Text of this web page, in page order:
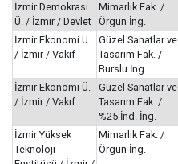
İzmir Demokrasi
Ü. / İzmir / Devlet
Mimarlık Fak. /
Örgün İng.
İzmir Ekonomi Ü.
/ İzmir / Vakıf
Güzel Sanatlar ve
Tasarım Fak. /
Burslu İng.
İzmir Ekonomi Ü.
/ İzmir / Vakıf
Güzel Sanatlar ve
Tasarım Fak. /
%25 İnd. İng.
İzmir Yüksek
Teknoloji
Mimarlık Fak. /
Örgün İng.